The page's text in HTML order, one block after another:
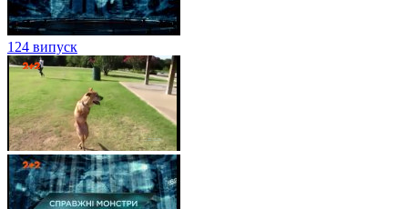
124 випуск